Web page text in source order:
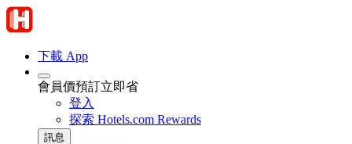
下載 App
會員價預訂立即省
登入
探索 Hotels.com Rewards
訊息